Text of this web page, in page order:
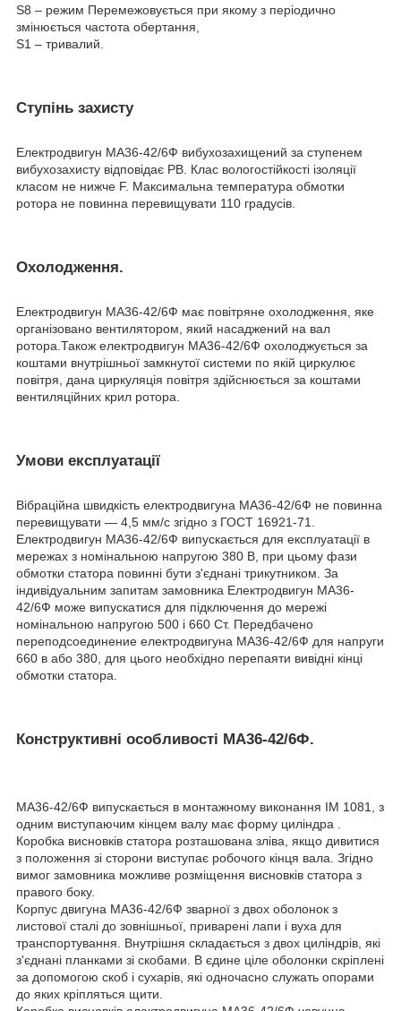
S8 – режим Перемежовується при якому з періодично
змінюється частота обертання,
S1 – тривалий.
Ступінь захисту
Електродвигун МА36-42/6Ф вибухозахищений за ступенем
вибухозахисту відповідає РВ. Клас вологостійкості ізоляції
класом не нижче F. Максимальна температура обмотки
ротора не повинна перевищувати 110 градусів.
Охолодження.
Електродвигун МА36-42/6Ф має повітряне охолодження, яке
організовано вентилятором, який насаджений на вал
ротора.Також електродвигун МА36-42/6Ф охолоджується за
коштами внутрішньої замкнутої системи по якій циркулює
повітря, дана циркуляція повітря здійснюється за коштами
вентиляційних крил ротора.
Умови експлуатації
Вібраційна швидкість електродвигуна МА36-42/6Ф не повинна
перевищувати — 4,5 мм/с згідно з ГОСТ 16921-71.
Електродвигун МА36-42/6Ф випускається для експлуатації в
мережах з номінальною напругою 380 В, при цьому фази
обмотки статора повинні бути з'єднані трикутником. За
індивідуальним запитам замовника Електродвигун МА36-
42/6Ф може випускатися для підключення до мережі
номінальною напругою 500 і 660 Ст. Передбачено
переподсоединение електродвигуна МА36-42/6Ф для напруги
660 в або 380, для цього необхідно перепаяти вивідні кінці
обмотки статора.
Конструктивні особливості МА36-42/6Ф.
МА36-42/6Ф випускається в монтажному виконання IM 1081, з
одним виступаючим кінцем валу має форму циліндра .
Коробка висновків статора розташована зліва, якщо дивитися
з положення зі сторони виступає робочого кінця вала. Згідно
вимог замовника можливе розміщення висновків статора з
правого боку.
Корпус двигуна МА36-42/6Ф зварної з двох оболонок з
листової сталі до зовнішньої, приварені лапи і вуха для
транспортування. Внутрішня складається з двох циліндрів, які
з'єднані планками зі скобами. В єдине ціле оболонки скріплені
за допомогою скоб і сухарів, які одночасно служать опорами
до яких кріпляться щити.